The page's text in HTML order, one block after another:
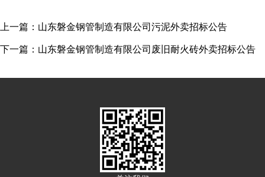
上一篇：山东磐金钢管制造有限公司污泥外卖招标公告
下一篇：山东磐金钢管制造有限公司废旧耐火砖外卖招标公告